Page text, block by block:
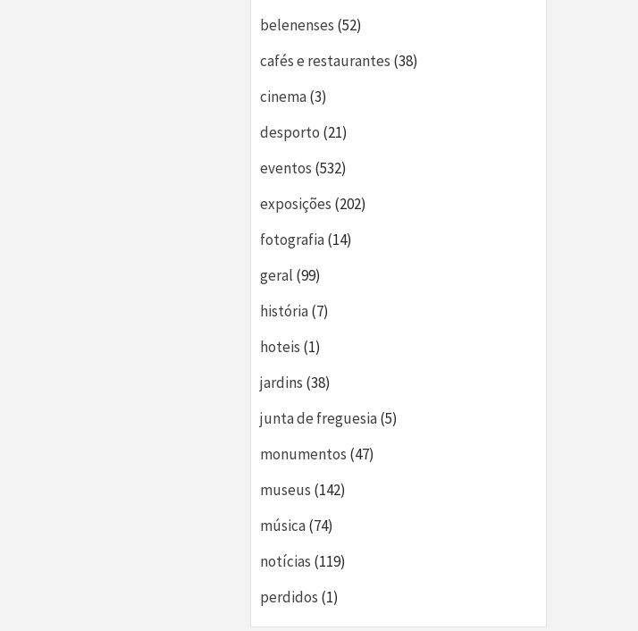
belenenses (52)
cafés e restaurantes (38)
cinema(3)
desporto (21)
eventos (532)
exposições (202)
fotografia(14)
geral (99)
história(7)
hoteis (1)
jardins (38)
junta de freguesia(5)
monumentos (47)
museus (142)
música(74)
notícias (119)
perdidos (1)